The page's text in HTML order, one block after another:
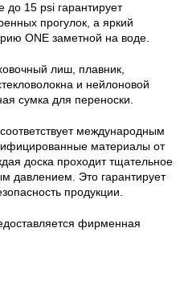
до 15 psi гарантирует
прогулок, а яркий
ONE заметной на воде.
лиш, плавник,
и нейлоновой
сумка для переноски.
международным
материалы от
доска проходит тщательное
давлением. Это гарантирует
продукции.
фирменная